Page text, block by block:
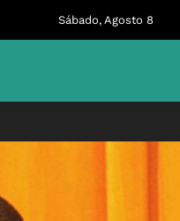
Sábado, Agosto 8